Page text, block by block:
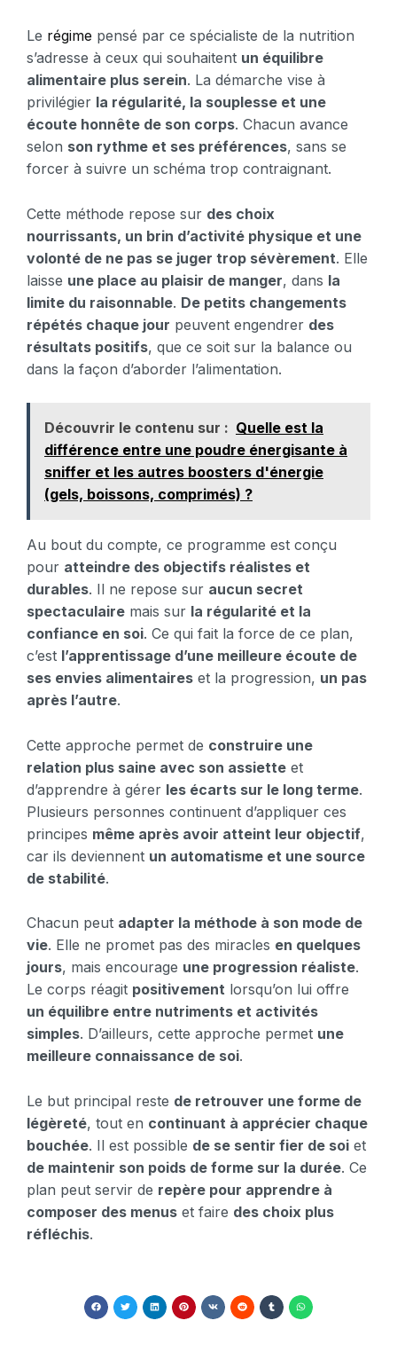
Le régime pensé par ce spécialiste de la nutrition
s’adresse à ceux qui souhaitent un équilibre
alimentaire plus serein. La démarche vise à
privilégier la régularité, la souplesse et une
écoute honnête de son corps. Chacun avance
selon son rythme et ses préférences, sans se
forcer à suivre un schéma trop contraignant.
Cette méthode repose sur des choix
nourrissants, un brin d’activité physique et une
volonté de ne pas se juger trop sévèrement. Elle
laisse une place au plaisir de manger, dans la
limite du raisonnable. De petits changements
répétés chaque jour peuvent engendrer des
résultats positifs, que ce soit sur la balance ou
dans la façon d’aborder l’alimentation.
Découvrir le contenu sur : Quelle est la
différence entre une poudre énergisante à
sniffer et les autres boosters d'énergie
(gels, boissons, comprimés) ?
Au bout du compte, ce programme est conçu
pour atteindre des objectifs réalistes et
durables. Il ne repose sur aucun secret
spectaculaire mais sur la régularité et la
confiance en soi. Ce qui fait la force de ce plan,
c’est l’apprentissage d’une meilleure écoute de
ses envies alimentaires et la progression, un pas
après l’autre.
Cette approche permet de construire une
relation plus saine avec son assiette et
d’apprendre à gérer les écarts sur le long terme.
Plusieurs personnes continuent d’appliquer ces
principes même après avoir atteint leur objectif,
car ils deviennent un automatisme et une source
de stabilité.
Chacun peut adapter la méthode à son mode de
vie. Elle ne promet pas des miracles en quelques
jours, mais encourage une progression réaliste.
Le corps réagit positivement lorsqu’on lui offre
un équilibre entre nutriments et activités
simples. D’ailleurs, cette approche permet une
meilleure connaissance de soi.
Le but principal reste de retrouver une forme de
légèreté, tout en continuant à apprécier chaque
bouchée. Il est possible de se sentir fier de soi et
de maintenir son poids de forme sur la durée. Ce
plan peut servir de repère pour apprendre à
composer des menus et faire des choix plus
réfléchis.